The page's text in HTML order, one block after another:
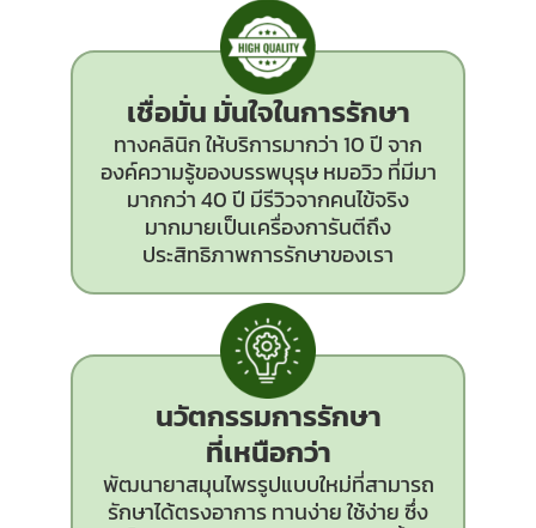
เชื่อมั่น มั่นใจในการรักษา
ทางคลินิก ให้บริการมากว่า 10 ปี จาก
องค์ความรู้ของบรรพบุรุษ หมอวิว ที่มีมา
มากกว่า 40 ปี มีรีวิวจากคนไข้จริง
มากมายเป็นเครื่องการันตีถึง
ประสิทธิภาพการรักษาของเรา
นวัตกรรมการรักษา
ที่เหนือกว่า
พัฒนายาสมุนไพรรูปแบบใหม่ที่สามารถ
รักษาได้ตรงอาการ ทานง่าย ใช้ง่าย ซึ่ง